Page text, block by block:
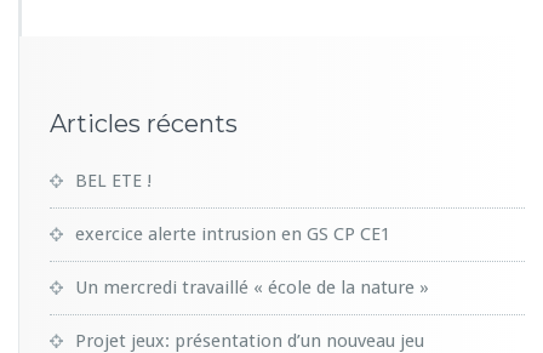
Articles récents
BEL ETE !
exercice alerte intrusion en GS CP CE1
Un mercredi travaillé « école de la nature »
Projet jeux: présentation d’un nouveau jeu